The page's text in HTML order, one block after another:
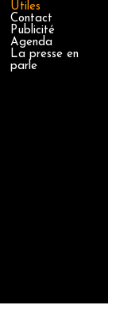
Utiles
Contact
Publicité
Agenda
La presse en
parle